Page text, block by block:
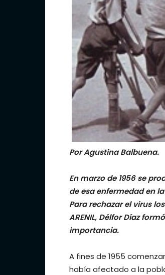
Por Agustina Balbuena.
En marzo de 1956 se
de esa enfermedad en
Para rechazar el virus
ARENIL, Délfor Díaz
importancia.
A fines de 1955
había afectado a la